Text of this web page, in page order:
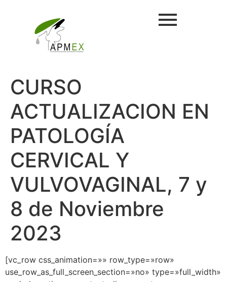
CURSO
ACTUALIZACION EN
PATOLOGÍA
CERVICAL Y
VULVOVAGINAL, 7 y
8 de Noviembre
2023
[vc_row css_animation=»» row_type=»row»
use_row_as_full_screen_section=»no» type=»full_width»